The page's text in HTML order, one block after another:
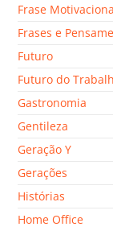
Frase
Frases e
Futuro
Futuro do
Gastronomia
Gentileza
Geração Y
Gerações
Histórias
Home Office